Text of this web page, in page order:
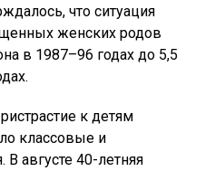
природе решать, но затем
все, чтобы это был
вынудили Лаали
и в настоящее
После двух абортов